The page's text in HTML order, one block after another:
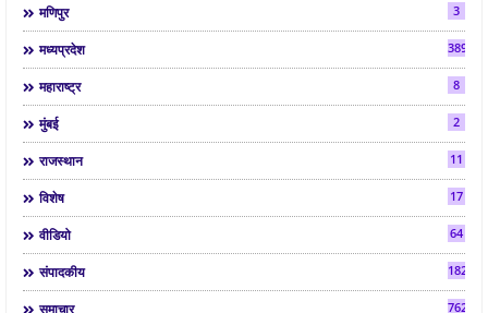
मणिपुर 3
मध्यप्रदेश 3892
महाराष्ट्र 8
मुंबई 2
राजस्थान 11
विशेष 17
वीडियो 64
संपादकीय 182
समाचार 7624